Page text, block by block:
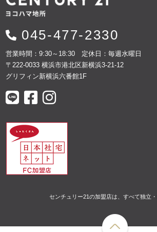
045-477-2330
営業時間：9:30～18:30 定休日：毎週水曜日
〒222-0033 横浜市港北区新横浜3-21-12
グリフィン新横浜六番館1F
センチュリー21の加盟店は、すべて独立・